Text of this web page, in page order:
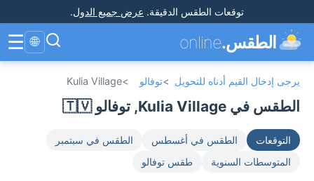
توقعات الطقس الدقيقة. عرض جميع الدول.
الطقس.online
🌐
☰
يرجى إدخال القيم أدناه للتحويل >توفالو >
Kulia Village
الطقس في Kulia Village, توفالو 🇹🇻
التوقعات الطقس في أغسطس
الطقس في سبتمبر
المتوسطات السنوية
طقس توفالو